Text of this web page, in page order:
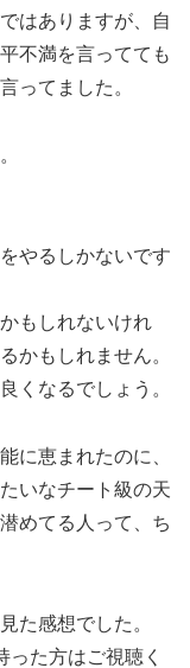
はありますが、自
不満を言ってても
ってました。
やるしかないです
もしれないけれ
かもしれません。
くなるでしょう。
に恵まれたのに、
いなチート級の天
めてる人って、ち
た感想でした。
た方はご視聴く